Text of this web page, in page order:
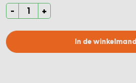
- +
In de winkelmand